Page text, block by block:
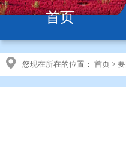
首页
您现在所在的位置： 首页 >